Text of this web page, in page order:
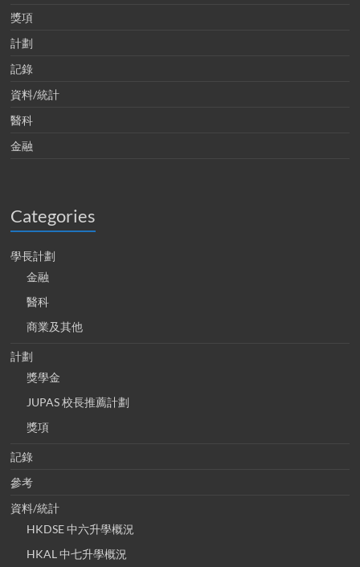
獎項
計劃
記錄
資料/統計
醫科
金融
Categories
學長計劃
金融
醫科
商業及其他
計劃
獎學金
JUPAS 校長推薦計劃
獎項
記錄
參考
資料/統計
HKDSE 中六升學概況
HKAL 中七升學概況